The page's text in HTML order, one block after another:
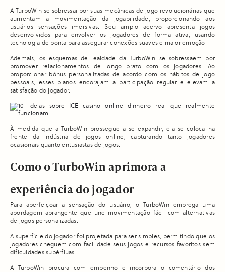
A TurboWin se sobressai por suas mecânicas de jogo revolucionárias que
aumentam a movimentação da jogabilidade, proporcionando aos
usuários sensações imersivas. Seu amplo acervo apresenta jogos
desenvolvidos para envolver os jogadores de forma ativa, usando
tecnologia de ponta para assegurar conexões suaves e maior emoção.
Ademais, os esquemas de lealdade da TurboWin se sobressaem por
promover relacionamentos de longo prazo com os jogadores. Ao
proporcionar bônus personalizadas de acordo com os hábitos de jogo
pessoais, esses planos encorajam a participação regular e elevam a
satisfação do jogador.
À medida que a TurboWin prossegue a se expandir, ela se coloca na
frente da indústria de jogos online, capturando tanto jogadores
ocasionais quanto entusiastas de jogos.
Como o TurboWin aprimora a
experiência do jogador
Para aperfeiçoar a sensação do usuário, o TurboWin emprega uma
abordagem abrangente que une movimentação fácil com alternativas
de jogos personalizadas.
A superfície do jogador foi projetada para ser simples, permitindo que os
jogadores cheguem com facilidade seus jogos e recursos favoritos sem
dificuldades supérfluas.
A TurboWin procura com empenho e incorpora o comentário dos